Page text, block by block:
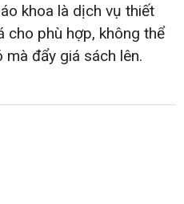
khoa là dịch vụ thiết
cho phù hợp, không thể
đẩy giá sách lên.